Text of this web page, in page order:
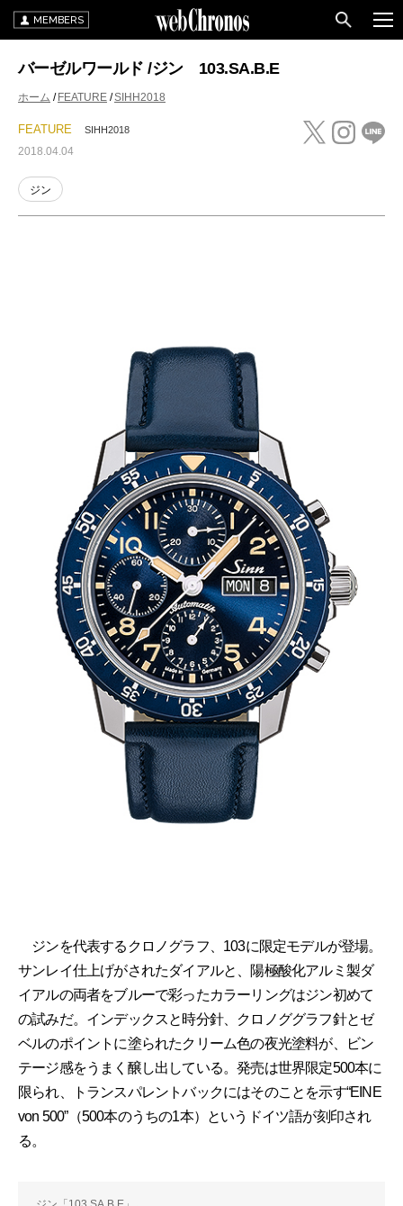
MEMBERS
バーゼルワールド /ジン 103.SA.B.E
ホーム FEATURE SIHH2018
FEATURE SIHH2018
2018.04.04
ジン
ジンを代表するクロノグラフ、103に限定モデルが登場。
サンレイ仕上げがされたダイアルと、陽極酸化アルミ製ダ
イアルの両者をブルーで彩ったカラーリングはジン初めて
の試みだ。インデックスと時分針、クロノググラフ針とゼ
ベルのポイントに塗られたクリーム色の夜光塗料が、ビン
テージ感をうまく醸し出している。発売は世界限定500本に
限られ、トランスパレントバックにはそのことを示す“EINE
von 500”（500本のうちの1本）というドイツ語が刻印され
る。